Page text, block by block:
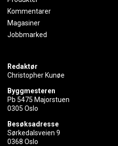
Kommentarer
Magasiner
Jobbmarked
Redaktør
Christopher Kunøe
Byggmesteren
Pb 5475 Majorstuen
0305 Oslo
Besøksadresse
Sørkedalsveien 9
0368 Oslo